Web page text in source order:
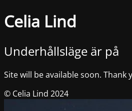
Celia Lind
Underhållsläge är på
Site will be available soon. Thank
© Celia Lind 2024